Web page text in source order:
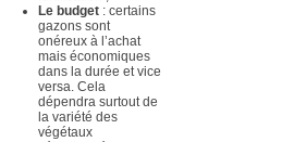
Le budget : certains
gazons sont
onéreux à l’achat
mais économiques
dans la durée et vice
versa. Cela
dépendra surtout de
la variété des
végétaux